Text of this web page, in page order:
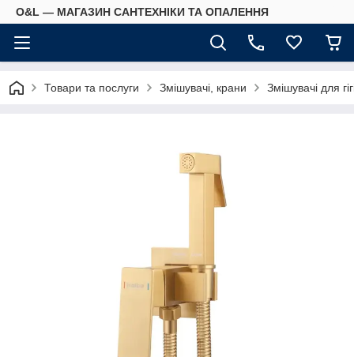
O&L — МАГАЗИН САНТЕХНІКИ ТА ОПАЛЕННЯ
Товари та послуги Змішувачі, крани Змішувачі для